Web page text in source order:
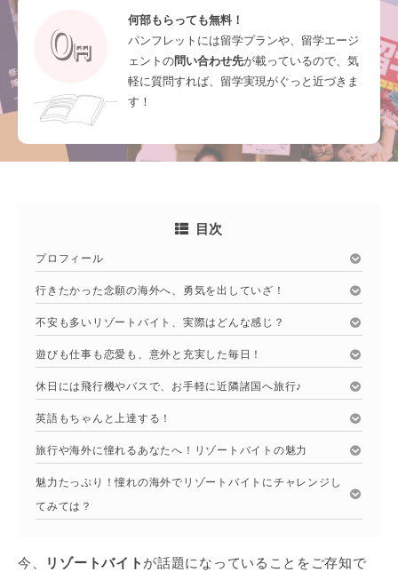
何部もらっても無料！
パンフレットには留学プランや、留学エージ
ェントの問い合わせ先が載っているので、気
軽に質問すれば、留学実現がぐっと近づきま
す！
目次
プロフィール
行きたかった念願の海外へ、勇気を出していざ！
不安も多いリゾートバイト、実際はどんな感じ？
遊びも仕事も恋愛も、意外と充実した毎日！
休日には飛行機やバスで、お手軽に近隣諸国へ旅行♪
英語もちゃんと上達する！
旅行や海外に憧れるあなたへ！リゾートバイトの魅力
魅力たっぷり！憧れの海外でリゾートバイトにチャレンジし
てみては？
今、 リゾートバイト が話題になっていることをご存知で